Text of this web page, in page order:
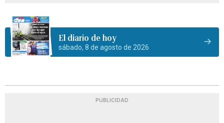
El diario de hoy
sábado, 8 de agosto de 2026
PUBLICIDAD